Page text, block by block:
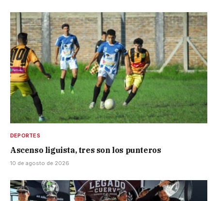
DEPORTES
Ascenso liguista, tres son los punteros
10 de agosto de 2026